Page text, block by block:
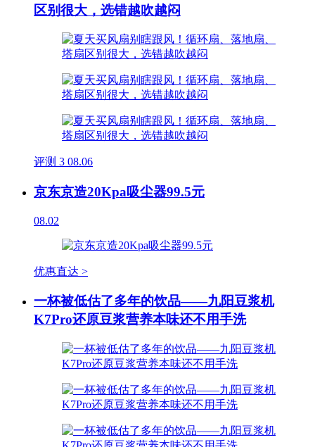
区别很大，选错越吹越闷
评测 3 08.06
京东京造20Kpa吸尘器99.5元
08.02
优惠直达 >
一杯被低估了多年的饮品——九阳豆浆机
K7Pro还原豆浆营养本味还不用手洗